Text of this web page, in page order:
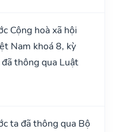
Cộng hoà xã hội
Nam khoá 8, kỳ
thông qua Luật
ta đã thông qua Bộ